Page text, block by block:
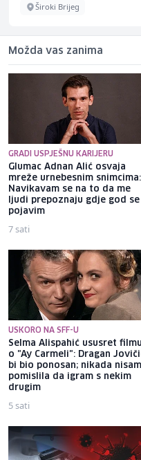
Široki Brijeg
Možda vas zanima
GRADI USPJEŠNU KARIJERU
Glumac Adnan Alić osvaja
mreže urnebesnim snimcima:
Navikavam se na to da me
ljudi prepoznaju gdje god se
pojavim
7 sati
USKORO NA SFF-U
Selma Alispahić ususret filmu
o "Ay Carmeli": Dragan
bi bio ponosan; nikada nisam
pomislila da igram s nekim
drugim
5 sati